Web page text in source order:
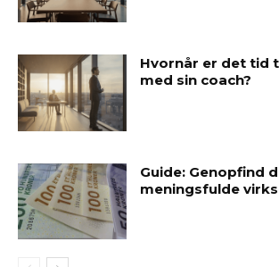
Hvornår er det tid
med sin coach?
Guide: Genopfind
meningsfulde